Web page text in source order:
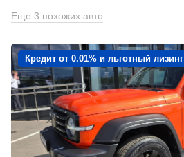
Еще 3 похожих авто
Кредит от 0.01% и льготный лизинг